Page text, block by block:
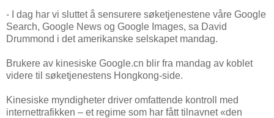
- I dag har vi sluttet å sensurere søketjenestene våre Google
Search, Google News og Google Images, sa David
Drummond i det amerikanske selskapet mandag.
Brukere av kinesiske Google.cn blir fra mandag av koblet
videre til søketjenestens Hongkong-side.
Kinesiske myndigheter driver omfattende kontroll med
internettrafikken – et regime som har fått tilnavnet «den